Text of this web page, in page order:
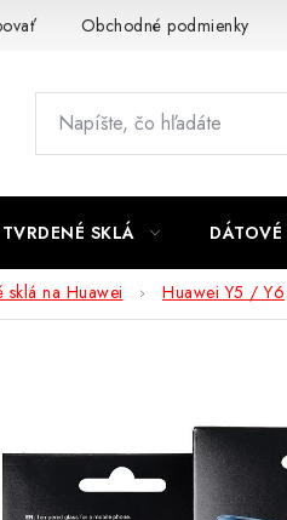
Obchodné podmienky
TVRDENÉ SKLÁ
sklá na Huawei Huawei Y5 / Y6